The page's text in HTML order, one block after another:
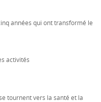
années qui ont transformé le
activités
tournent vers la santé et la